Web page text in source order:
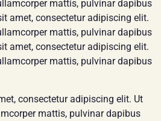
mattis, pulvinar dapibus
amet, consectetur adipiscing elit.
mattis, pulvinar dapibus
amet, consectetur adipiscing elit.
mattis, pulvinar dapibus
consectetur adipiscing elit. Ut
mattis, pulvinar dapibus